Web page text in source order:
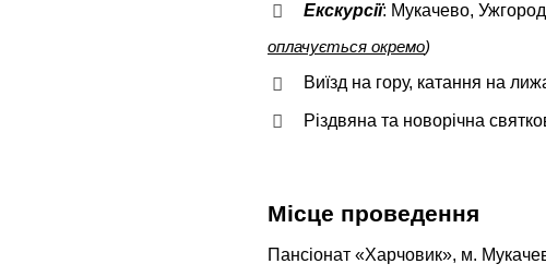
Екскурсії: Мукачево,
оплачується окремо)
Виїзд на гору, катання на
Різдвяна та новорічна
Місце проведення
Пансіонат «Харчовик», м.